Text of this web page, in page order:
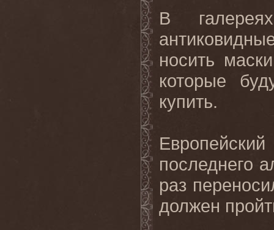
В
носить
которые
купить.
последнего
раз
должен